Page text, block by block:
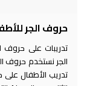
حروف الجر
تدريبات على
الجر نستخدم حروف
تدريب الأطفال